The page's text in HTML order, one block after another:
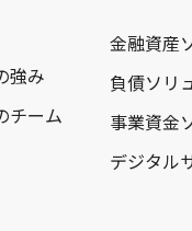
強み
チーム
金融資産
負債ソリ
事業資金
デジタル